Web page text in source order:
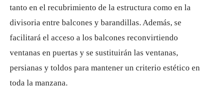
tanto en el recubrimiento de la estructura como en la
divisoria entre balcones y barandillas. Además, se
facilitará el acceso a los balcones reconvirtiendo
ventanas en puertas y se sustituirán las ventanas,
persianas y toldos para mantener un criterio estético en
toda la manzana.